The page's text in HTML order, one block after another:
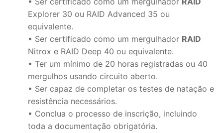
Explorer 30 ou RAID Advanced 35 ou
equivalente.
• Ser certificado como um mergulhador RAID
Nitrox e RAID Deep 40 ou equivalente.
• Ter um mínimo de 20 horas registradas ou 40
mergulhos usando circuito aberto.
• Ser capaz de completar os testes de natação e
resistência necessários.
• Conclua o processo de inscrição, incluindo
toda a documentação obrigatória.